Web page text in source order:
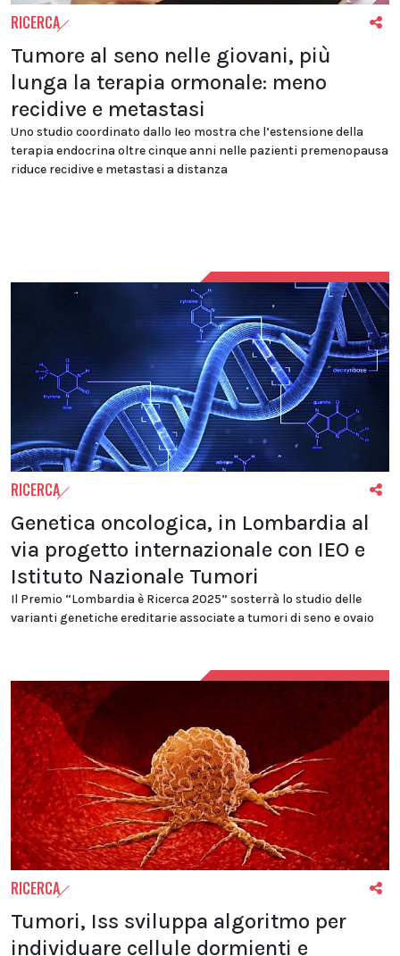
RICERCA
Tumore al seno nelle giovani, più
lunga la terapia ormonale: meno
recidive e metastasi
Uno studio coordinato dallo Ieo mostra che l’estensione della
terapia endocrina oltre cinque anni nelle pazienti premenopausa
riduce recidive e metastasi a distanza
RICERCA
Genetica oncologica, in Lombardia al
via progetto internazionale con IEO e
Istituto Nazionale Tumori
Il Premio “Lombardia è Ricerca 2025” sosterrà lo studio delle
varianti genetiche ereditarie associate a tumori di seno e ovaio
RICERCA
Tumori, Iss sviluppa algoritmo per
individuare cellule dormienti e